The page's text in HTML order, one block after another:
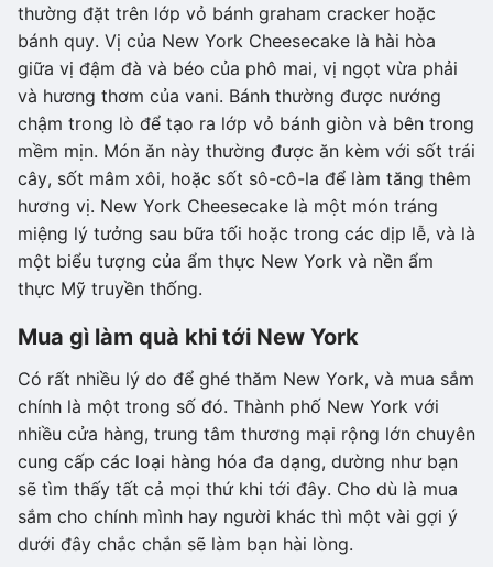
thường đặt trên lớp vỏ bánh graham cracker hoặc
bánh quy. Vị của New York Cheesecake là hài hòa
giữa vị đậm đà và béo của phô mai, vị ngọt vừa phải
và hương thơm của vani. Bánh thường được nướng
chậm trong lò để tạo ra lớp vỏ bánh giòn và bên trong
mềm mịn. Món ăn này thường được ăn kèm với sốt trái
cây, sốt mâm xôi, hoặc sốt sô-cô-la để làm tăng thêm
hương vị. New York Cheesecake là một món tráng
miệng lý tưởng sau bữa tối hoặc trong các dịp lễ, và là
một biểu tượng của ẩm thực New York và nền ẩm
thực Mỹ truyền thống.
Mua gì làm quà khi tới New York
Có rất nhiều lý do để ghé thăm New York, và mua sắm
chính là một trong số đó. Thành phố New York với
nhiều cửa hàng, trung tâm thương mại rộng lớn chuyên
cung cấp các loại hàng hóa đa dạng, dường như bạn
sẽ tìm thấy tất cả mọi thứ khi tới đây. Cho dù là mua
sắm cho chính mình hay người khác thì một vài gợi ý
dưới đây chắc chắn sẽ làm bạn hài lòng.